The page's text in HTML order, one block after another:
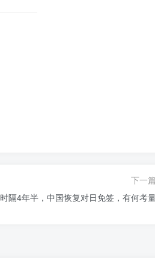
下一
时隔4年半，中国恢复对日免签，有何考